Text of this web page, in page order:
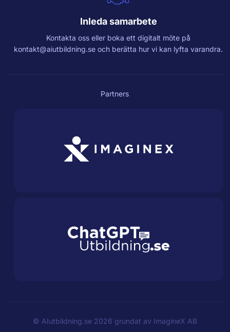
Inleda samarbete
Kontakta oss eller boka ett digitalt möte på
kontakt@aiutbildning.se och berätta hur vi kan lyfta varandra.
Partners
© AIutbildning.se2026 grundat av ImagineX AB